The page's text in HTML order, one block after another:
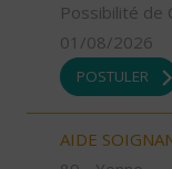
Possibilité de
01/08/2026
POSTULER
AIDE